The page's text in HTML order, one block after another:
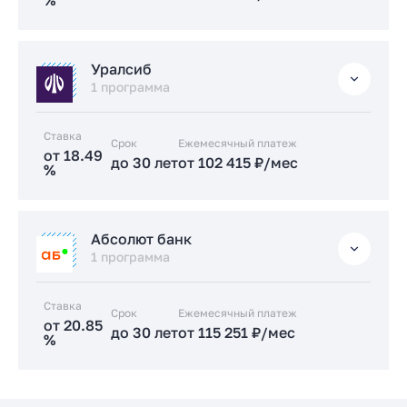
от 17.89 % до 30 лет
Заказать консультацию
Уралсиб
1 программа
Ставка
от 18.49
%
Срок
до 30 лет
Ежемесячный платеж
от 102 415 ₽/мес
от 18.49 %до 30 лет
Заказать консультацию
Абсолют банк
1 программа
Ставка
от 20.85
%
Срок
до 30 лет
Ежемесячный платеж
от 115 251 ₽/мес